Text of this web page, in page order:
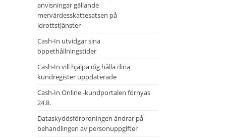
anvisningar gällande
mervärdesskattesatsen på
idrottstjänster
Cash-In utvidgar sina
öppethållningstider
Cash-In vill hjälpa dig hålla dina
kundregister uppdaterade
Cash-In Online -kundportalen förnyas
24.8.
Dataskyddsförordningen ändrar på
behandlingen av personuppgifter